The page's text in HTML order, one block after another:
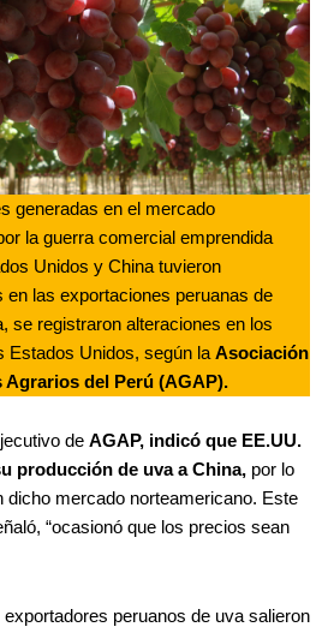
generadas en el mercado
la guerra comercial emprendida
Unidos y China tuvieron
en las exportaciones peruanas de
se registraron alteraciones en los
Estados Unidos, según la Asociación
del Perú (AGAP).
de AGAP, indicó que EE.UU.
producción de uva a China, por lo
dicho mercado norteamericano. Este
“ocasionó que los precios sean
peruanos de uva salieron